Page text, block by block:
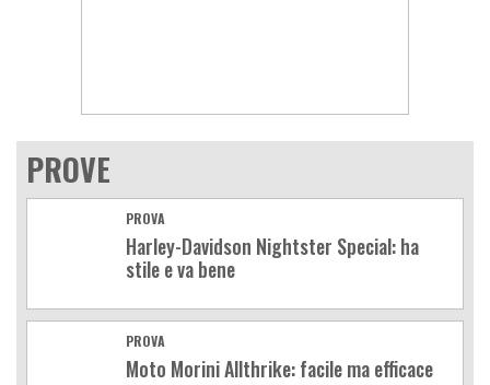
PROVE
PROVA
Harley-Davidson Nightster Special: ha
stile e va bene
PROVA
Moto Morini Allthrike: facile ma efficace